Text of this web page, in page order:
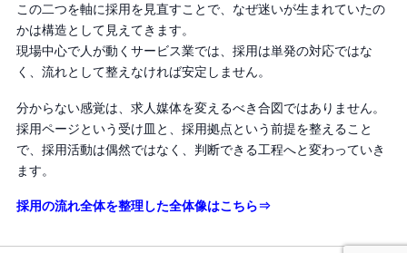
この二つを軸に採用を見直すことで、なぜ迷いが生まれていたの
かは構造として見えてきます。
現場中心で人が動くサービス業では、採用は単発の対応ではな
く、流れとして整えなければ安定しません。
分からない感覚は、求人媒体を変えるべき合図ではありません。
採用ページという受け皿と、採用拠点という前提を整えること
で、採用活動は偶然ではなく、判断できる工程へと変わっていき
ます。
採用の流れ全体を整理した全体像はこちら⇒